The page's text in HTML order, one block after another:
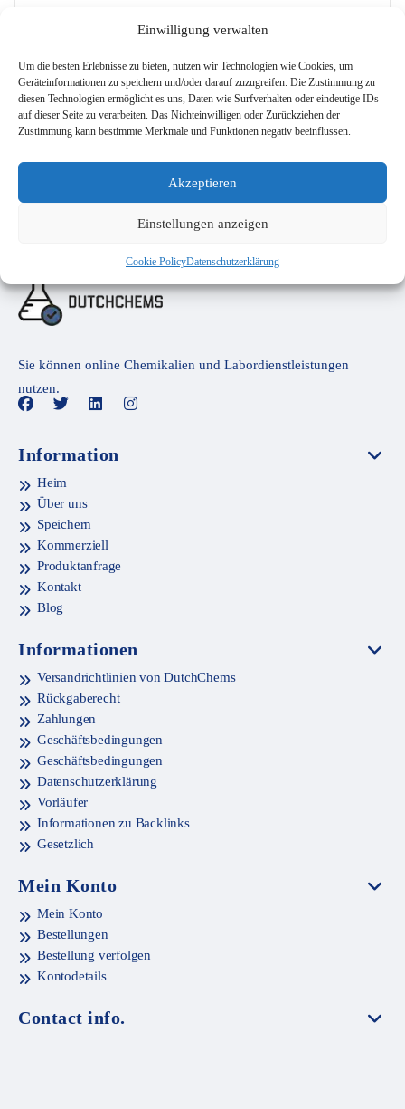
Einwilligung verwalten
Um die besten Erlebnisse zu bieten, nutzen wir Technologien wie Cookies, um
Geräteinformationen zu speichern und/oder darauf zuzugreifen. Die Zustimmung zu
diesen Technologien ermöglicht es uns, Daten wie Surfverhalten oder eindeutige IDs
auf dieser Seite zu verarbeiten. Das Nichteinwilligen oder Zurückziehen der
Zustimmung kann bestimmte Merkmale und Funktionen negativ beeinflussen.
Akzeptieren
Einstellungen anzeigen
Cookie PolicyDatenschutzerklärung
Sicherheitsausrüstung
Sie können online Chemikalien und Labordienstleistungen
nutzen.
Information
Heim
Über uns
Speichern
Kommerziell
Produktanfrage
Kontakt
Blog
Informationen
Versandrichtlinien von DutchChems
Rückgaberecht
Zahlungen
Geschäftsbedingungen
Geschäftsbedingungen
Datenschutzerklärung
Vorläufer
Informationen zu Backlinks
Gesetzlich
Mein Konto
Mein Konto
Bestellungen
Bestellung verfolgen
Kontodetails
Contact info.